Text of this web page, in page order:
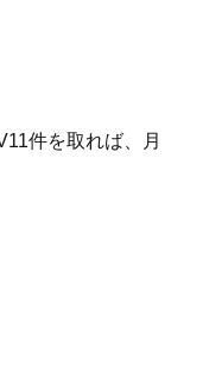
11件を取れば、月